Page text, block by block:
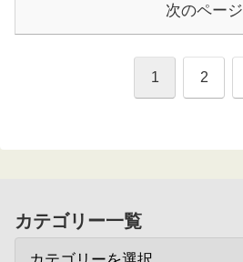
次のページ
1 2
カテゴリー一覧